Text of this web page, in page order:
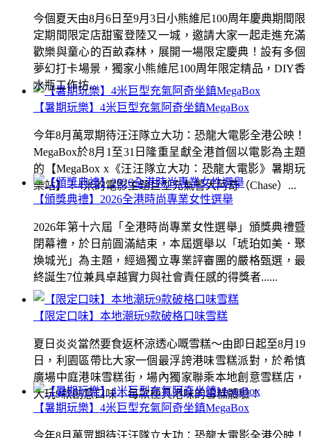
【暑期玩樂】4米巨型充氣阿奇坐鎮MegaBox
今年8月萬眾期待汪汪隊立大功：恐龍大電影全港公映！
MegaBox於8月1至31日隆重呈獻全港首個以電影為主題
的【MegaBox x《汪汪隊立大功：恐龍大電影》暑期玩
樂站】！4米的電影主題巨型充氣警犬阿奇（Chase）...
【限定口味】本地潮玩9款破格口味雪糕
夏日炎炎當然要食返杯涼透心嘅雪糕～由即日起至8月19
日，利園區帶比大家一個最浮誇港味雪糕派對，於希慎
廣場中庭港味雪糕街，場內獨家聯乘本地創意雪糕店，
大玩9款創意口味！每款極具港味的雪糕體驗！
今個夏天由8月6日至9月3日小熊維尼100周年慶典期間限
定期間限定店甜蜜登陸又一城，邀請大家一起走進充滿
歡樂與童心的百畝森林，展開一場限定慶典！設有多個
夢幻打卡場景，獨家小熊維尼100周年限定精品，DIY香
水瓶工作坊...
【頒獎典禮】2026全港時尚專業女性選舉
2026年第十六屆「全港時尚專業女性選舉」頒獎典禮暨
閉幕禮，於日前圓滿結束，本屆選舉以「琥珀如美．聚
煥城光」為主題，經過獨立專業評審團的嚴格甄選，最
終誕生7位兼具卓越實力與社會責任感的得獎者......
【暑期玩樂】4米巨型充氣阿奇坐鎮MegaBox
今年8月萬眾期待汪汪隊立大功：恐龍大電影全港公映！